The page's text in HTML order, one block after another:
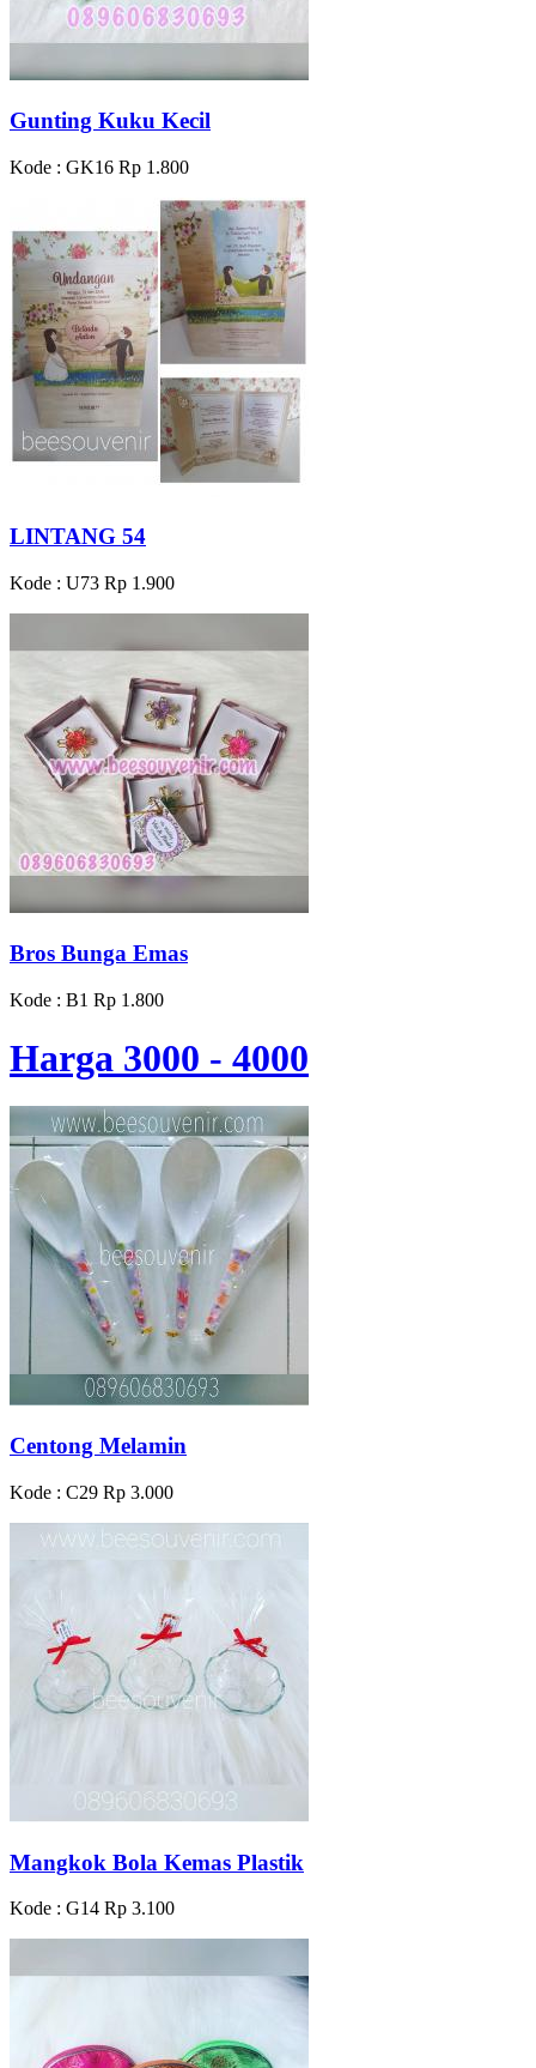
Gunting Kuku Kecil
Kode : GK16 Rp 1.800
LINTANG 54
Kode : U73 Rp 1.900
Bros Bunga Emas
Kode : B1 Rp 1.800
Harga 3000 - 4000
Centong Melamin
Kode : C29 Rp 3.000
Mangkok Bola Kemas Plastik
Kode : G14 Rp 3.100